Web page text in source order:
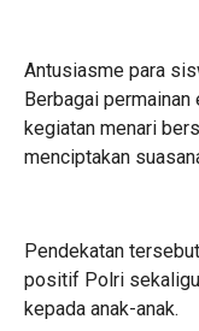
Antusiasme para
Berbagai
kegiatan menari
menciptakan
Pendekatan
positif Polri
kepada anak-anak.